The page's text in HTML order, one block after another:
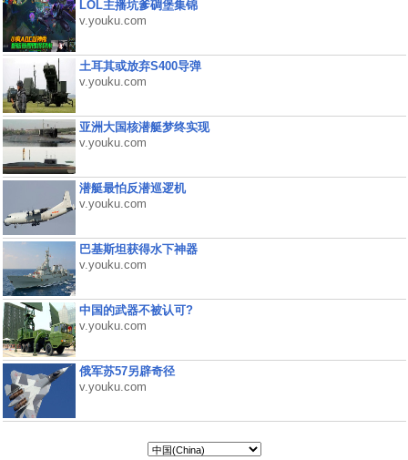
LOL主播坑爹碉堡集锦
v.youku.com
土耳其或放弃S400导弹
v.youku.com
亚洲大国核潜艇梦终实现
v.youku.com
潜艇最怕反潜巡逻机
v.youku.com
巴基斯坦获得水下神器
v.youku.com
中国的武器不被认可?
v.youku.com
俄军苏57另辟奇径
v.youku.com